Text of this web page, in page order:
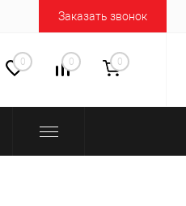
Заказать звонок
0 0 0